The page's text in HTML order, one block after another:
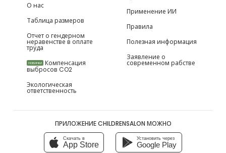
О нас
Таблица размеров
Отчет о гендерном
неравенстве в оплате
труда
НОВИНКИ Компенсация
выбросов CO2
Экологическая
ответственность
Применение ИИ
Правила
Полезная информация
Заявление о
современном рабстве
ПРИЛОЖЕНИЕ CHILDRENSALON МОЖНО
Скачать в
App Store
Установить через
Google Play